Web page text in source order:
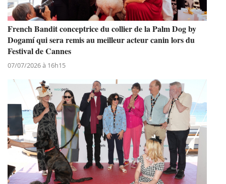
French Bandit conceptrice du collier de la Palm Dog by
Dogamí qui sera remis au meilleur acteur canin lors du
Festival de Cannes
07/07/2026 à 16h15